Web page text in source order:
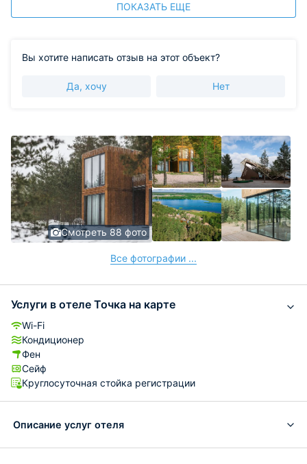
ПОКАЗАТЬ ЕЩЕ
Вы хотите написать отзыв на этот объект?
Да, хочу Нет
Смотреть 88 фото
Все фотографии ...
Услуги в отеле Точка на карте
Wi-Fi
Кондиционер
Фен
Сейф
Круглосуточная стойка регистрации
Описание услуг отеля